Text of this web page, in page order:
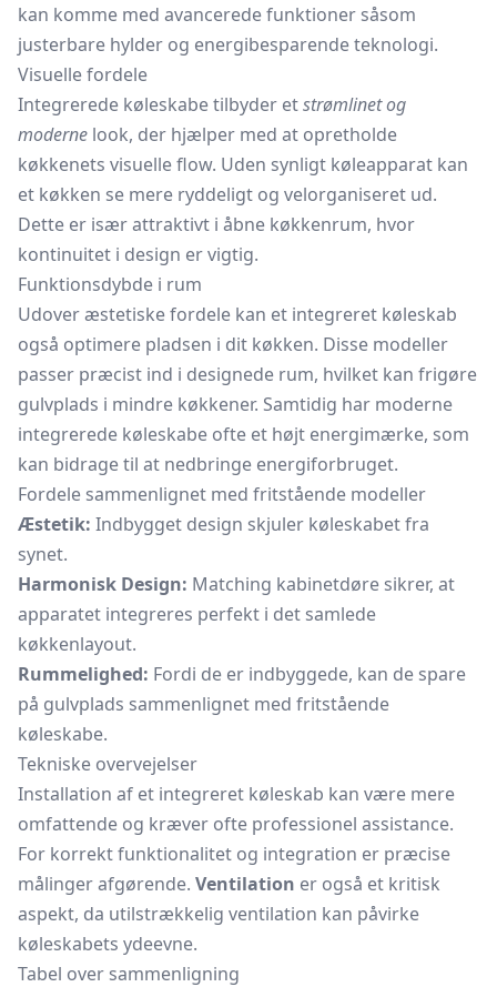
kan komme med avancerede funktioner såsom
justerbare hylder og energibesparende teknologi.
Visuelle fordele
Integrerede køleskabe tilbyder etstrømlinet og
moderne look, der hjælper med at opretholde
køkkenets visuelle flow. Uden synligt køleapparat kan
et køkken se mere ryddeligt og velorganiseret ud.
Dette er især attraktivt i åbne køkkenrum, hvor
kontinuitet i design er vigtig.
Funktionsdybde i rum
Udover æstetiske fordele kan et integreret køleskab
også optimere pladsen i dit køkken. Disse modeller
passer præcist ind i designede rum, hvilket kan frigøre
gulvplads i mindre køkkener. Samtidig har moderne
integrerede køleskabe ofte et højt energimærke, som
kan bidrage til at nedbringe energiforbruget.
Fordele sammenlignet med fritstående modeller
Æstetik: Indbygget design skjuler køleskabet fra
synet.
Harmonisk Design: Matching kabinetdøre sikrer, at
apparatet integreres perfekt i det samlede
køkkenlayout.
Rummelighed: Fordi de er indbyggede, kan de spare
på gulvplads sammenlignet med fritstående
køleskabe.
Tekniske overvejelser
Installation af et integreret køleskab kan være mere
omfattende og kræver ofte professionel assistance.
For korrekt funktionalitet og integration er præcise
målinger afgørende. Ventilation er også et kritisk
aspekt, da utilstrækkelig ventilation kan påvirke
køleskabets ydeevne.
Tabel over sammenligning